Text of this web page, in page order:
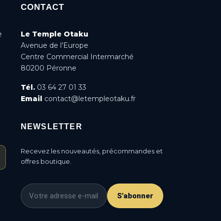
CONTACT
Le Temple Otaku
Avenue de l’Europe
Centre Commercial Intermarché
80200 Péronne
Tél.03 64 27 01 33
Email contact@letempleotaku.fr
NEWSLETTER
Recevez les nouveautés, précommandes et
offres boutique.
S'abonner